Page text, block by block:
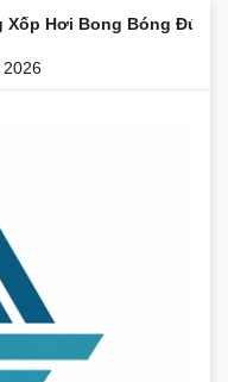
Xốp Hơi Bong Bóng Đúng